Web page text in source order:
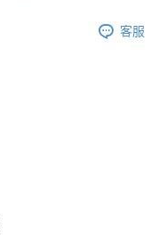
客服